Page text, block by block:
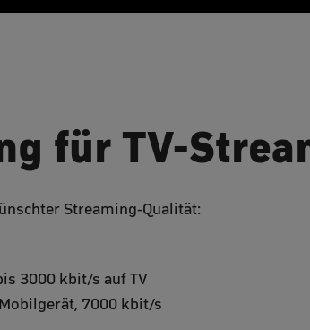
für TV-
Streaming-Qualität:
3000 kbit/s auf TV
7000 kbit/s